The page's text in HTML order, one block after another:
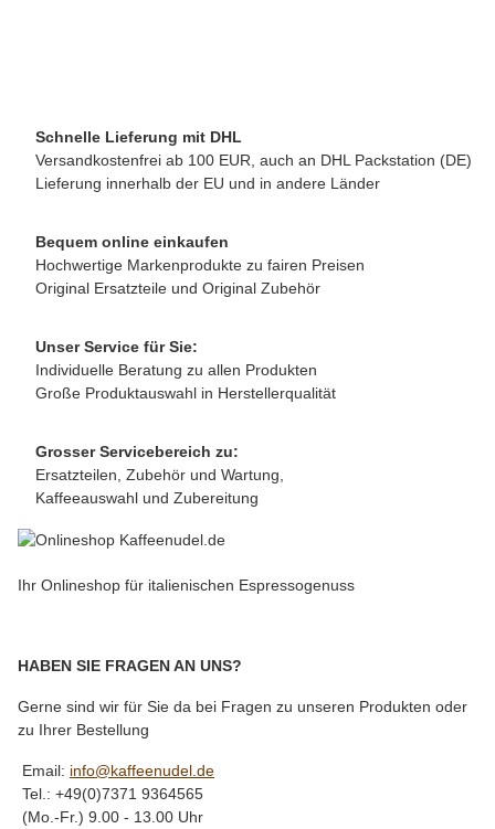
Schnelle Lieferung mit DHL
Versandkostenfrei ab 100 EUR, auch an DHL Packstation (DE)
Lieferung innerhalb der EU und in andere Länder
Bequem online einkaufen
Hochwertige Markenprodukte zu fairen Preisen
Original Ersatzteile und Original Zubehör
Unser Service für Sie:
Individuelle Beratung zu allen Produkten
Große Produktauswahl in Herstellerqualität
Grosser Servicebereich zu:
Ersatzteilen, Zubehör und Wartung,
Kaffeeauswahl und Zubereitung
Ihr Onlineshop für italienischen Espressogenuss
HABEN SIE FRAGEN AN UNS?
Gerne sind wir für Sie da bei Fragen zu unseren Produkten oder
zu Ihrer Bestellung
Email: info@kaffeenudel.de
Tel.: +49(0)7371 9364565
(Mo.-Fr.) 9.00 - 13.00 Uhr